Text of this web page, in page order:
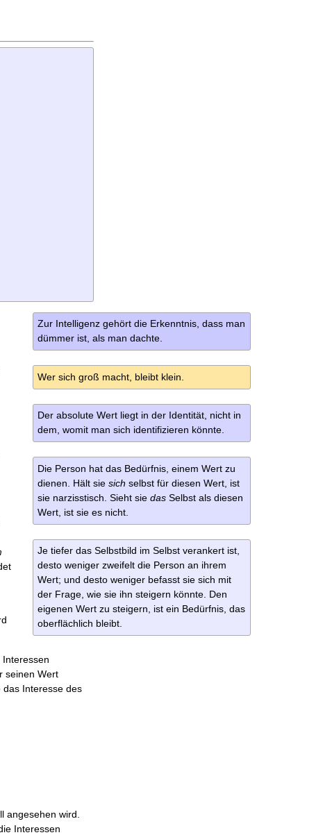
Zur Intelligenz gehört die Erkenntnis, dass man
dümmer ist, als man dachte.
Wer sich groß macht, bleibt klein.
Der absolute Wert liegt in der Identität, nicht in
dem, womit man sich identifizieren könnte.
Die Person hat das Bedürfnis, einem Wert zu
dienen. Hält sie sich selbst für diesen Wert, ist
sie narzisstisch. Sieht sie dasSelbst als diesen
Wert, ist sie es nicht.
Je tiefer das Selbstbild im Selbst verankert ist,
desto weniger zweifelt die Person an ihrem
Wert; und desto weniger befasst sie sich mit
der Frage, wie sie ihn steigern könnte. Den
eigenen Wert zu steigern, ist ein Bedürfnis, das
oberflächlich bleibt.
seinen Wert
das Interesse des
angesehen wird.
Interessen